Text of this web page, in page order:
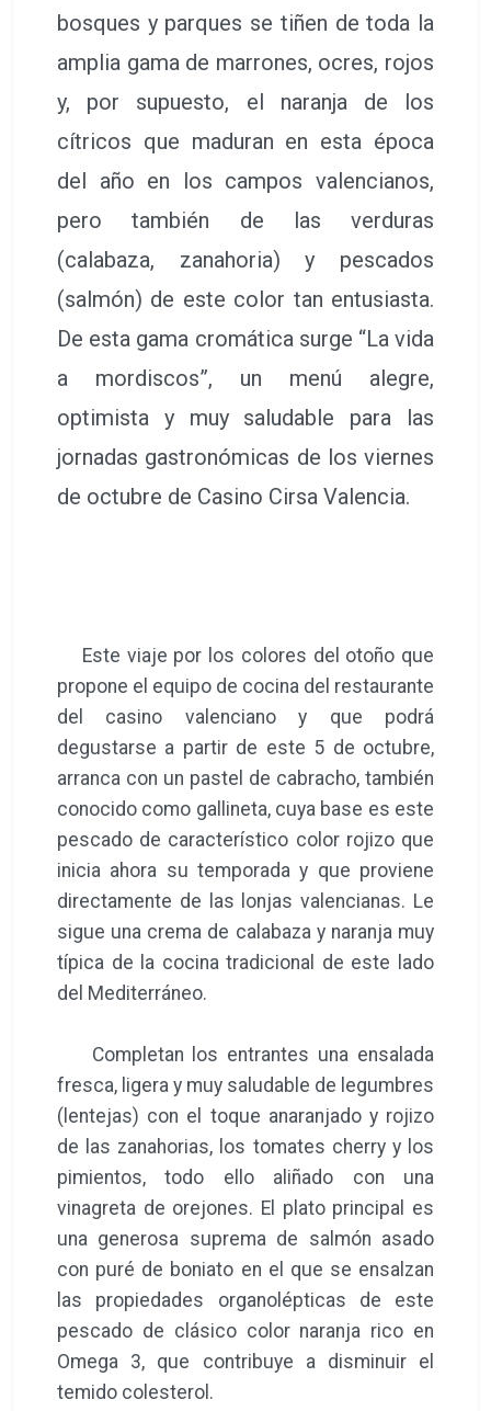
bosques y parques se tiñen de toda la
amplia gama de marrones, ocres, rojos
y, por supuesto, el naranja de los
cítricos que maduran en esta época
del año en los campos valencianos,
pero también de las verduras
(calabaza, zanahoria) y pescados
(salmón) de este color tan entusiasta.
De esta gama cromática surge “La vida
a mordiscos”, un menú alegre,
optimista y muy saludable para las
jornadas gastronómicas de los viernes
de octubre de Casino Cirsa Valencia.
Este viaje por los colores del otoño que
propone el equipo de cocina del restaurante
del casino valenciano y que podrá
degustarse a partir de este 5 de octubre,
arranca con un pastel de cabracho, también
conocido como gallineta, cuya base es este
pescado de característico color rojizo que
inicia ahora su temporada y que proviene
directamente de las lonjas valencianas. Le
sigue una crema de calabaza y naranja muy
típica de la cocina tradicional de este lado
del Mediterráneo.
Completan los entrantes una ensalada
fresca, ligera y muy saludable de legumbres
(lentejas) con el toque anaranjado y rojizo
de las zanahorias, los tomates cherry y los
pimientos, todo ello aliñado con una
vinagreta de orejones. El plato principal es
una generosa suprema de salmón asado
con puré de boniato en el que se ensalzan
las propiedades organolépticas de este
pescado de clásico color naranja rico en
Omega 3, que contribuye a disminuir el
temido colesterol.